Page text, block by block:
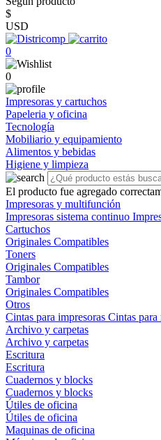
$
USD
0
0
Impresoras y cartuchos
Papeleria y oficina
Tecnología
Mobiliario y equipamiento
Alimentos y bebidas
Higiene y limpieza
El producto fue agregado
Impresoras y multifunción
Impresoras sistema continuo
Cartuchos
Originales Compatibles
Toners
Originales Compatibles
Tambor
Originales Compatibles
Otros
Cintas para impresoras Cintas para
Archivo y carpetas
Archivo y carpetas
Escritura
Escritura
Cuadernos y blocks
Cuadernos y blocks
Útiles de oficina
Útiles de oficina
Maquinas de oficina